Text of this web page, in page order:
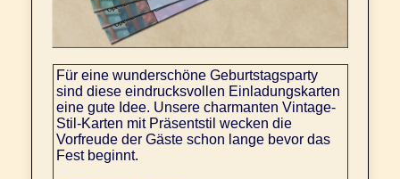
Für eine wunderschöne Geburtstagsparty
sind diese eindrucksvollen Einladungskarten
eine gute Idee. Unsere charmanten Vintage-
Stil-Karten mit Präsentstil wecken die
Vorfreude der Gäste schon lange bevor das
Fest beginnt.